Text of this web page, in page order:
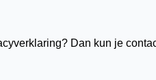
Dan kun je